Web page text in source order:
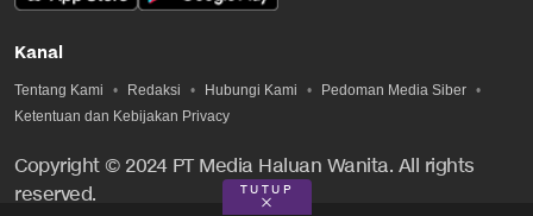
Kanal
Tentang Kami Redaksi Hubungi Kami
Pedoman Media Siber
Ketentuan dan Kebijakan Privacy
Copyright © 2024 PT Media Haluan Wanita. All rights
reserved.
TUTUP